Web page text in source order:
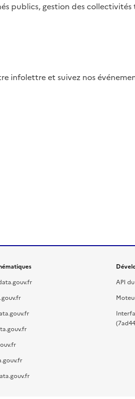
publics, gestion des
infolettre et suivez nos
API